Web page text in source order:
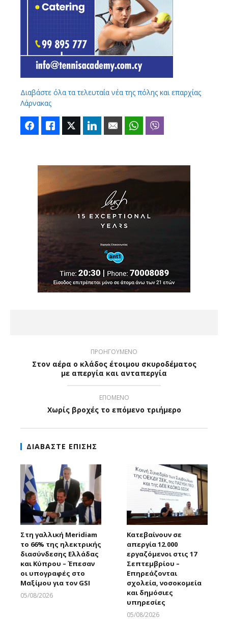
Διαβάστε όλα τα τελευταία νέα της πόλης και επαρχίας
Λάρνακας
FacebookLike Twitter LinkedIn Email WhatsApp
ΠΡΟΗΓΟΥΜΕΝΟ
Στον αέρα ο κλάδος έτοιμου σκυροδέματος
με απεργία και ανταπεργία
ΕΠΟΜΕΝΟ
Χωρίς βροχές το επόμενο τριήμερο
ΔΙΑΒΑΣΤΕ ΕΠΙΣΗΣ
Στη γαλλική Meridiam
το 66% της ηλεκτρικής
διασύνδεσης Ελλάδας
και Κύπρου – Έπεσαν
οι υπογραφές στο
Μαξίμου για τον GSI
05/08/2026
Κατεβαίνουν σε
απεργία 12.000
εργαζόμενοι στις 17
Σεπτεμβρίου –
Επηρεάζονται
σχολεία, νοσοκομεία
και δημόσιες
υπηρεσίες
05/08/2026